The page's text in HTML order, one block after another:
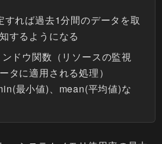
すれば過去1分間のデータを取
するようになる
ドウ関数（リソースの監視
タに適用される処理）
最小値)、mean(平均値)な